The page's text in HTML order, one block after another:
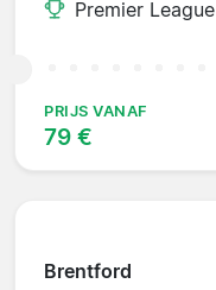
Premier League
PRIJS VANAF
79 €
Brentford